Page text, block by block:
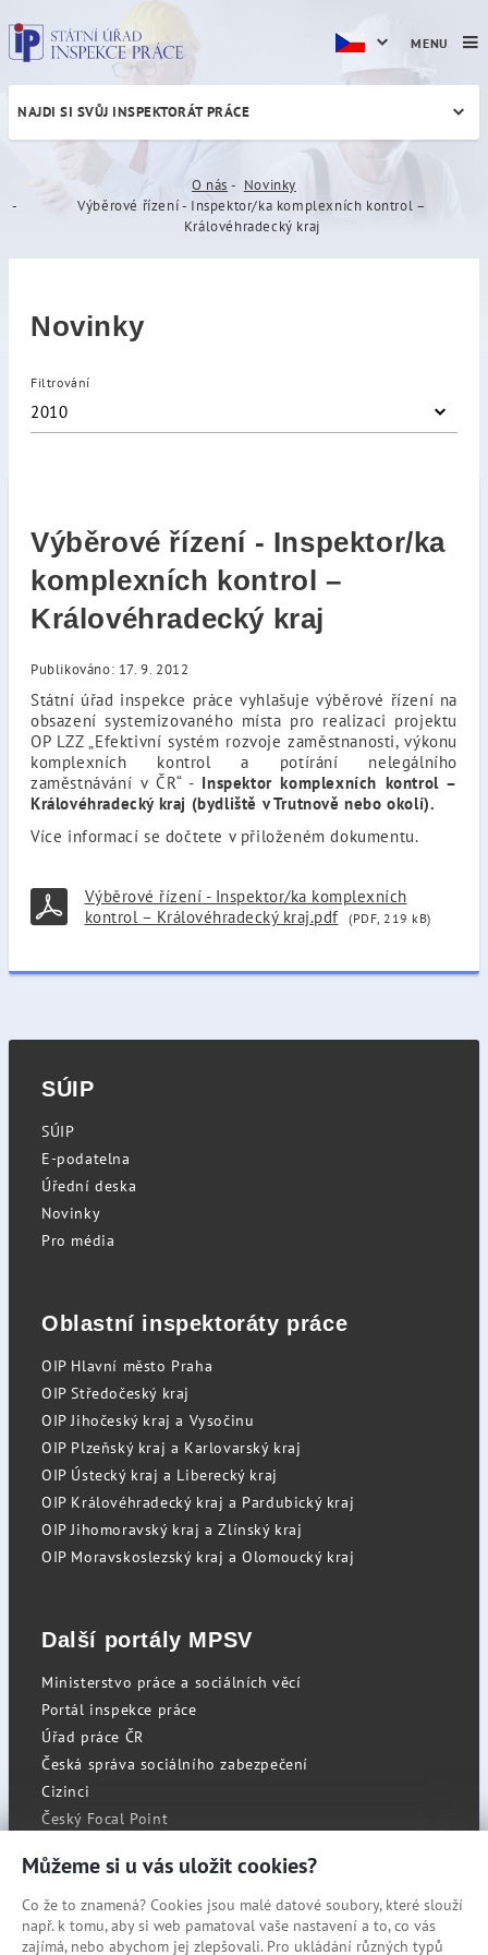
Výběrové řízení -
NAJDI SI SVŮJ INSPEKTORÁT PRÁCE
O nás
Novinky
Výběrové řízení - Inspektor/ka komplexních kontrol –
Královéhradecký kraj
Novinky
Filtrování
2010
Výběrové řízení - Inspektor/ka
komplexních kontrol –
Královéhradecký kraj
Publikováno: 17. 9. 2012
Státní úřad inspekce práce vyhlašuje výběrové řízení na
obsazení systemizovaného místa pro realizaci projektu
OP LZZ „Efektivní systém rozvoje zaměstnanosti, výkonu
komplexních kontrol a potírání nelegálního
zaměstnávání v ČR“ - Inspektor komplexních kontrol –
Královéhradecký kraj (bydliště v Trutnově nebo okolí).
Více informací se dočtete v přiloženém dokumentu.
Výběrové řízení - Inspektor/ka komplexních
kontrol – Královéhradecký kraj.pdf
(PDF, 219 kB)
MENU
SÚIP
SÚIP
E-podatelna
Úřední deska
Novinky
Pro média
Oblastní inspektoráty práce
OIP Hlavní město Praha
OIP Středočeský kraj
OIP Jihočeský kraj a Vysočinu
OIP Plzeňský kraj a Karlovarský kraj
OIP Ústecký kraj a Liberecký kraj
OIP Královéhradecký kraj a Pardubický kraj
OIP Jihomoravský kraj a Zlínský kraj
OIP Moravskoslezský kraj a Olomoucký kraj
Další portály MPSV
Ministerstvo práce a sociálních věcí
Portál inspekce práce
Úřad práce ČR
Česká správa sociálního zabezpečení
Cizinci
Český Focal Point
RSS
Cookies
Můžeme si u vás uložit cookies?
Co že to znamená? Cookies jsou malé datové soubory, které slouží
např. k tomu, aby si web pamatoval vaše nastavení a to, co vás
zajímá, nebo abychom jej zlepšovali. Pro ukládání různých typů